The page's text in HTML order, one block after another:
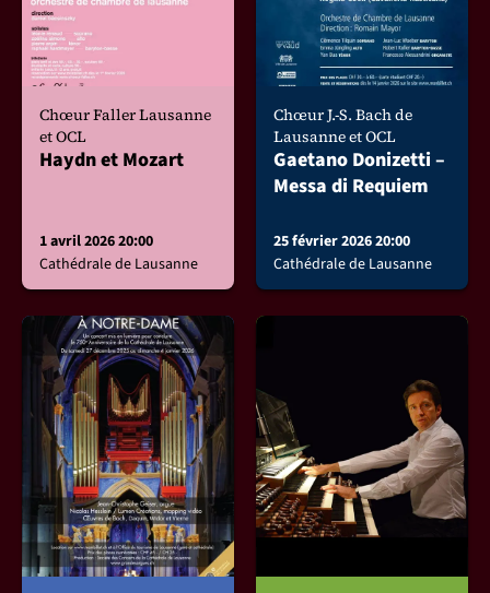
Chœur Faller Lausanne
et OCL
Haydn et Mozart
1 avril 2026 20:00
Cathédrale de Lausanne
Chœur J.-S. Bach de
Lausanne et OCL
Gaetano Donizetti –
Messa di Requiem
25 février 2026 20:00
Cathédrale de Lausanne